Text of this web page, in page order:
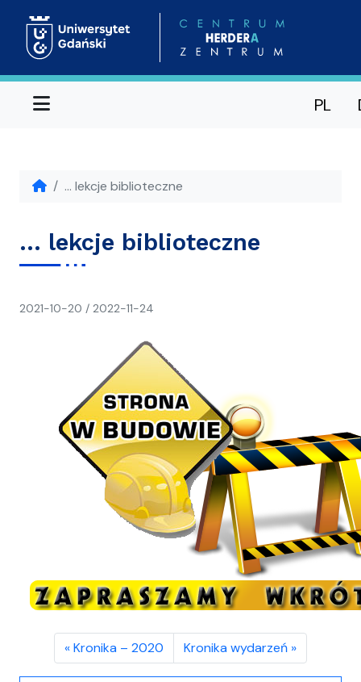
Menu PL
… lekcje biblioteczne
… lekcje biblioteczne
2021-10-20 / 2022-11-24
Kronika – 2020 Kronika wydarzeń